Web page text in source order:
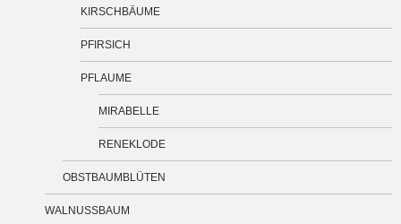
KIRSCHBÄUME
PFIRSICH
PFLAUME
MIRABELLE
RENEKLODE
OBSTBAUMBLÜTEN
WALNUSSBAUM